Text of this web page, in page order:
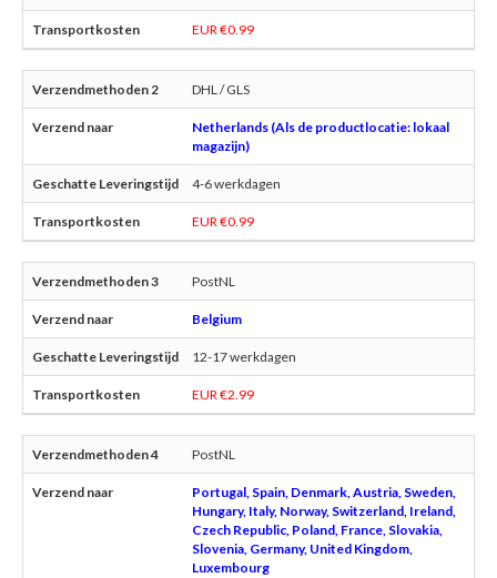
EUR €0.99
DHL / GLS
Netherlands (Als de productlocatie: lokaal
magazijn)
4-6 werkdagen
EUR €0.99
PostNL
Belgium
12-17 werkdagen
EUR €2.99
PostNL
Portugal, Spain, Denmark, Austria, Sweden,
Hungary, Italy, Norway, Switzerland, Ireland,
Czech Republic, Poland, France, Slovakia,
Slovenia, Germany, United Kingdom,
Luxembourg